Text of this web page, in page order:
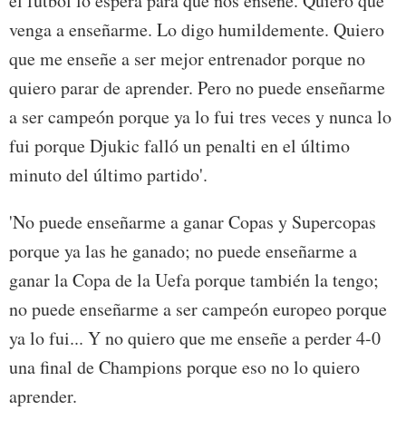
venga a enseñarme. Lo digo humildemente. Quiero
que me enseñe a ser mejor entrenador porque no
quiero parar de aprender. Pero no puede enseñarme
a ser campeón porque ya lo fui tres veces y nunca lo
fui porque Djukic falló un penalti en el último
minuto del último partido'.
'No puede enseñarme a ganar Copas y Supercopas
porque ya las he ganado; no puede enseñarme a
ganar la Copa de la Uefa porque también la tengo;
no puede enseñarme a ser campeón europeo porque
ya lo fui... Y no quiero que me enseñe a perder 4-0
una final de Champions porque eso no lo quiero
aprender.